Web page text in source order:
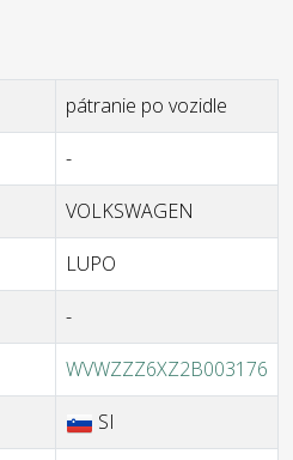
pátranie po vozidle
-
VOLKSWAGEN
LUPO
-
WVWZZZ6XZ2B003176
SI